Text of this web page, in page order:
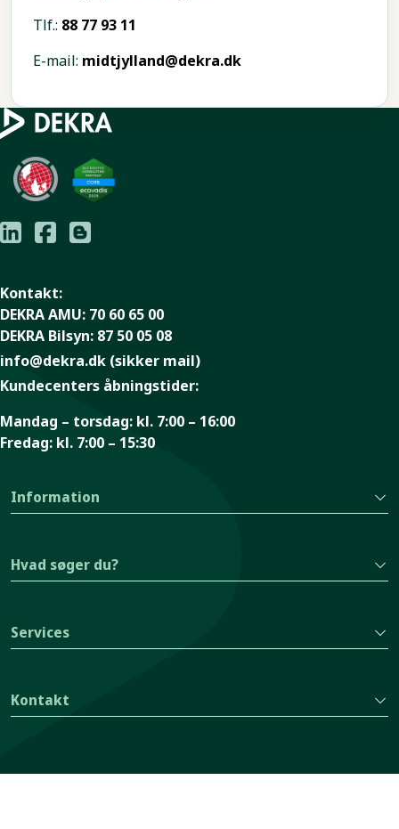
Tlf.: 88 77 93 11
E-mail: midtjylland@dekra.dk
Kontakt:
DEKRA AMU: 70 60 65 00
DEKRA Bilsyn: 87 50 05 08
info@dekra.dk (sikker mail)
Kundecenters åbningstider:
Mandag – torsdag: kl. 7:00 – 16:00
Fredag: kl. 7:00 – 15:30
Information
Hvad søger du?
Services
Kontakt